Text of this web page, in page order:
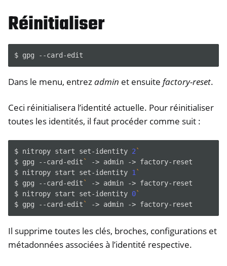
Réinitialiser
$ gpg
Dans le menu, entrezadmin et ensuite factory-reset.
Ceci réinitialisera l’identité actuelle. Pour réinitialiser
toutes les identités, il faut procéder comme suit :
$ nitropy start set-identity 2 `
$ gpg --card-edit ` -> admin -> factory-reset
$ nitropy start set-identity 1 `
$ gpg --card-edit ` -> admin -> factory-reset
$ nitropy start set-identity 0`
$ gpg --card-edit ` -> admin ->
Il supprime toutes les clés, broches, configurations et
métadonnées associées à l’identité respective.